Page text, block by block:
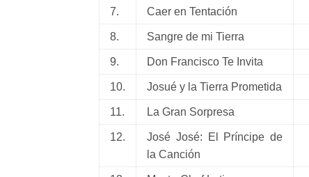
7. Caer en Tentación
8. Sangre de mi Tierra
9. Don Francisco Te Invita
10. Josué y la Tierra Prometida
11. La Gran Sorpresa
12.
José José: El Príncipe de
la Canción